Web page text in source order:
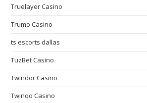
Truelayer Casino
Trumo Casino
ts escorts dallas
TuzBet Casino
Twindor Casino
Twinqo Casino